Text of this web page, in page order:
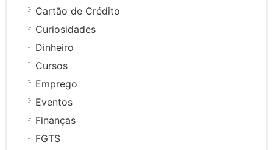
Cartão de Crédito
Curiosidades
Dinheiro
Cursos
Emprego
Eventos
Finanças
FGTS